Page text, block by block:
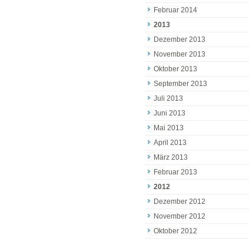
Februar 2014
2013
Dezember 2013
November 2013
Oktober 2013
September 2013
Juli 2013
Juni 2013
Mai 2013
April 2013
März 2013
Februar 2013
2012
Dezember 2012
November 2012
Oktober 2012